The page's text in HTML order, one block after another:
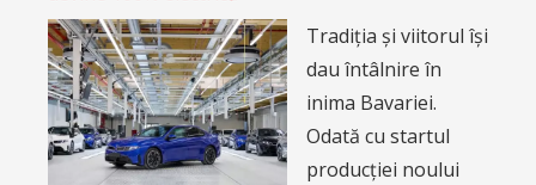
Tradiția și viitorul își
dau întâlnire în
inima Bavariei.
Odată cu startul
producției noului